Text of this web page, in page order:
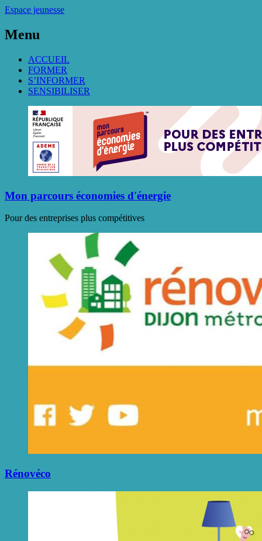
Espace jeunesse
Menu
ACCUEIL
FORMER
S’INFORMER
SENSIBILISER
Mon parcours économies d'énergie
Pour des entreprises plus compétitives
Rénovéco